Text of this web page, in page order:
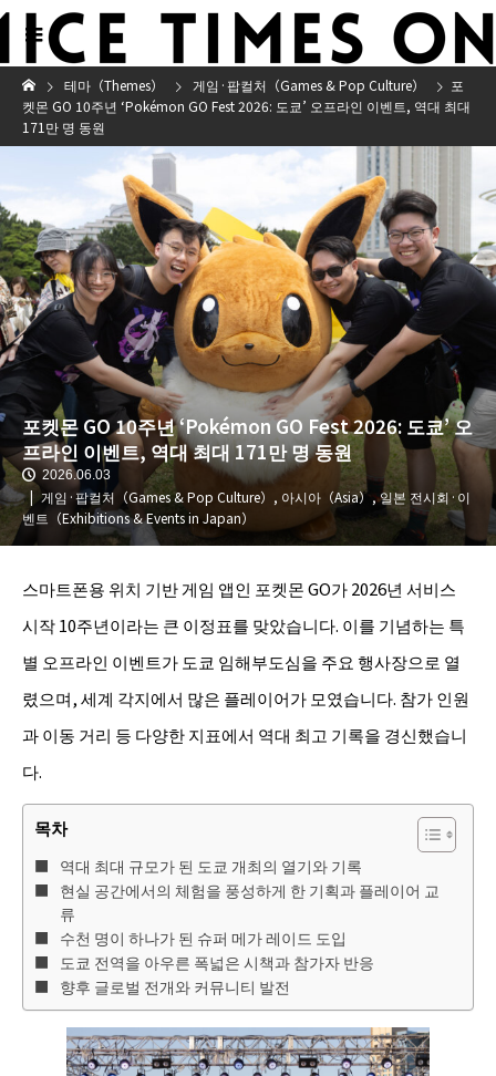
테마（Themes） 게임·팝컬처（Games & Pop Culture）
포
켓몬 GO 10주년 ‘Pokémon GO Fest 2026: 도쿄’ 오프라인 이벤트, 역대 최대
171만 명 동원
포켓몬 GO 10주년 ‘Pokémon GO Fest 2026: 도쿄’ 오
프라인 이벤트, 역대 최대 171만 명 동원
2026.06.03
게임·팝컬처（Games & Pop Culture） , 아시아（Asia） ,일본 전시회·이
벤트（Exhibitions & Events in Japan）
스마트폰용 위치 기반 게임 앱인 포켓몬 GO가 2026년 서비스
시작 10주년이라는 큰 이정표를 맞았습니다. 이를 기념하는 특
별 오프라인 이벤트가 도쿄 임해부도심을 주요 행사장으로 열
렸으며, 세계 각지에서 많은 플레이어가 모였습니다. 참가 인원
과 이동 거리 등 다양한 지표에서 역대 최고 기록을 경신했습니
다.
목차
역대 최대 규모가 된 도쿄 개최의 열기와 기록
현실 공간에서의 체험을 풍성하게 한 기획과 플레이어 교
류
수천 명이 하나가 된 슈퍼 메가 레이드 도입
도쿄 전역을 아우른 폭넓은 시책과 참가자 반응
향후 글로벌 전개와 커뮤니티 발전